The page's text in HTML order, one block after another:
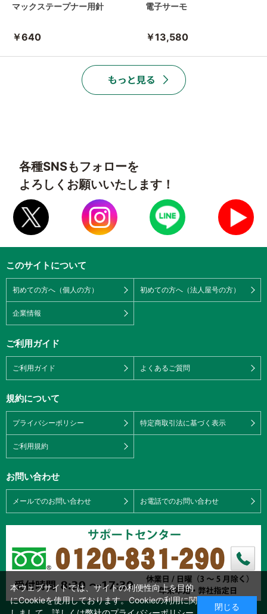
マックステープナー用針
￥640
電子サーモ
￥13,580
各種SNSもフォローを
よろしくお願いいたします！
このサイトについて
初めての方へ（個人の方） 初めての方へ（法人屋号の方）
企業情報
ご利用ガイド
ご利用ガイド よくあるご質問
規約について
プライバシーポリシー 特定商取引法に基づく表示
ご利用規約
お問い合わせ
メールでのお問い合わせ お電話でのお問い合わせ
本ウェブサイトでは、サイトの利便性向上を目的
にCookieを使用しております。Cookieの利用に関
閉じる